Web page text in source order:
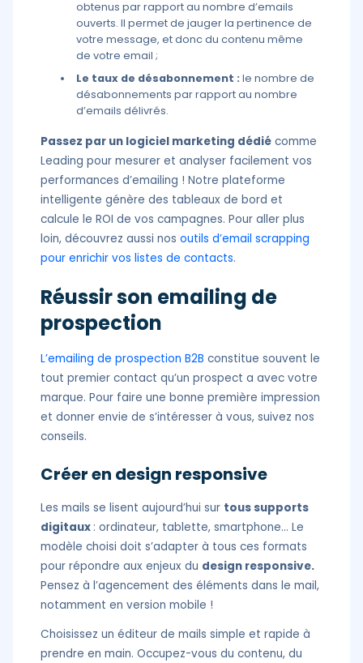
obtenus par rapport au nombre d’emails
ouverts. Il permet de jauger la pertinence de
votre message, et donc du contenu même
de votre email ;
Le taux de désabonnement : le nombre de
désabonnements par rapport au nombre
d’emails délivrés.
Passez par un logiciel marketing dédié comme
Leading pour mesurer et analyser facilement vos
performances d’emailing ! Notre plateforme
intelligente génère des tableaux de bord et
calcule le ROI de vos campagnes. Pour aller plus
loin, découvrez aussi nos outils d’email scrapping
pour enrichir vos listes de contacts.
Réussir son emailing de
prospection
L’emailing de prospection B2B constitue souvent le
tout premier contact qu’un prospect a avec votre
marque. Pour faire une bonne première impression
et donner envie de s’intéresser à vous, suivez nos
conseils.
Créer en design responsive
Les mails se lisent aujourd’hui sur tous supports
digitaux : ordinateur, tablette, smartphone… Le
modèle choisi doit s’adapter à tous ces formats
pour répondre aux enjeux du design responsive.
Pensez à l’agencement des éléments dans le mail,
notamment en version mobile !
Choisissez un éditeur de mails simple et rapide à
prendre en main. Occupez-vous du contenu, du